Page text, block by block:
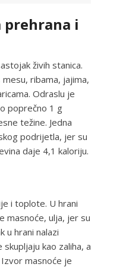
prehrana i
živih stanica.
ribama, jajima,
Odraslu je
poprečno 1 g
težine. Jedna
podrijetla, jer su
daje 4,1 kaloriju.
i toplote. U hrani
masnoće, ulja, jer su
u hrani nalazi
kao zaliha, a
masnoće je